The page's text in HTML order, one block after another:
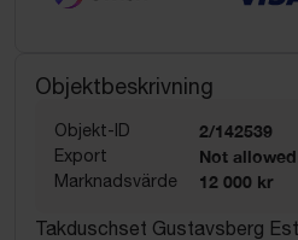
Objektbeskrivning
Objekt-ID 2/142539
Export Not allowed
Marknadsvärde 12 000 kr
Takduschset Gustavsberg